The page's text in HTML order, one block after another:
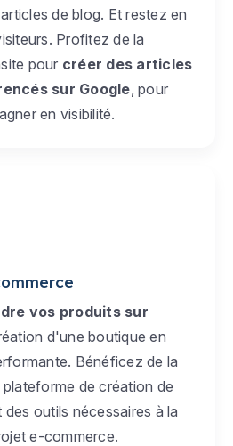
de blog. Et restez en
Profitez de la
pour créer des articles
sur Google , pour
en visibilité.
vos produits sur
d'une boutique en
Bénéficez de la
de création de
outils nécessaires à la
e-commerce.